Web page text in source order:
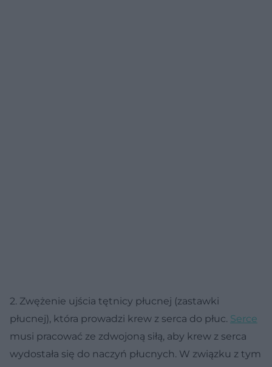
2. Zwężenie ujścia tętnicy płucnej (zastawki
płucnej), która prowadzi krew z serca do płuc. Serce
musi pracować ze zdwojoną siłą, aby krew z serca
wydostała się do naczyń płucnych. W związku z tym